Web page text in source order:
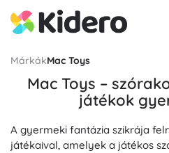
MárkákMac Toys
Mac Toys –
játékok
A gyermeki fantázia szikrája
játékaival, amelyek a játékos